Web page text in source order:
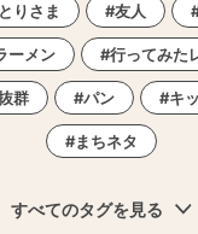
りさま 友人
ーメン 行ってみた
群 パン キ
まちネタ
すべてのタグを見る